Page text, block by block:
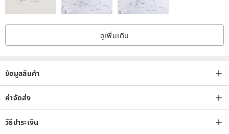
ดูเพิ่มเติม
ข้อมูลสินค้า
ค่าจัดส่ง
วิธีชำระเงิน